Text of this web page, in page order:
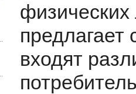
предлагает
входят